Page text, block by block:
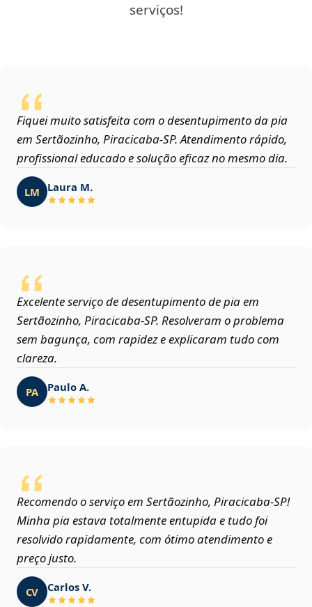
serviços!
Fiquei muito satisfeita com o desentupimento da pia
em Sertãozinho, Piracicaba‑SP. Atendimento rápido,
profissional educado e solução eficaz no mesmo dia.
LM Laura M.
Excelente serviço de desentupimento de pia em
Sertãozinho, Piracicaba‑SP. Resolveram o problema
sem bagunça, com rapidez e explicaram tudo com
clareza.
PA Paulo A.
Recomendo o serviço em Sertãozinho, Piracicaba‑SP!
Minha pia estava totalmente entupida e tudo foi
resolvido rapidamente, com ótimo atendimento e
preço justo.
CV Carlos V.